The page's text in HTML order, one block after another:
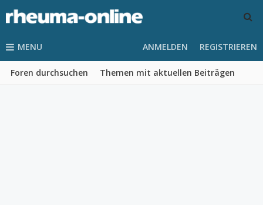
MENU
Foren durchsuchen Themen mit aktuellen Beiträgen
ANMELDEN REGISTRIEREN